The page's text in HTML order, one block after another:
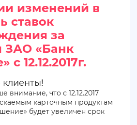
изменений в
ставок
за
ЗАО «Банк
с 12.12.2017г.
что с 12.12.2017
карточным продуктам
будет увеличен срок